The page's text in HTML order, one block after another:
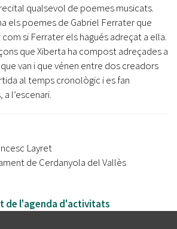
qualsevol de poemes musicats.
els poemes de Gabriel Ferrater que
si Ferrater els hagués adreçat a ella.
que Xiberta ha compost adreçades a
van i que vénen entre dos creadors
al temps cronològic i es fan
l’escenari.
Layret
de Cerdanyola del Vallès
de l'agenda d'activitats